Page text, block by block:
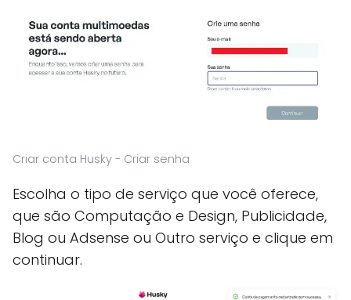
Criar conta Husky - Criar senha
Escolha o tipo de serviço que você oferece,
que são Computação e Design, Publicidade,
Blog ou Adsense ou Outro serviço e clique em
continuar.